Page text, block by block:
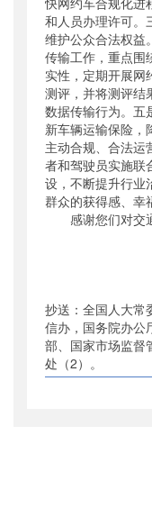
和人员办理许可。
维护公众合法权益
传输工作，重点围
实性，定期开展网
测评，并将测评结
数据传输行为。五
新车辆运输保险，
主动合规、合法运
者和驾驶员实施联
设，不断提升行业
群众的获得感、幸
感谢您们对交通
抄送：全国人大常
信办，国务院办公
部、国家市场监督
处（2）。